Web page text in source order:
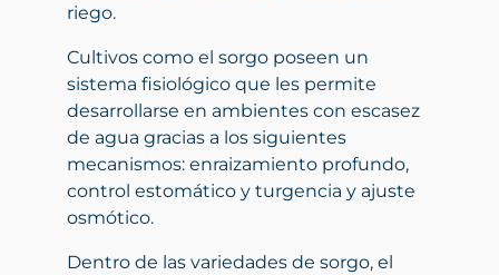
riego.
Cultivos como el sorgo poseen un
sistema fisiológico que les permite
desarrollarse en ambientes con escasez
de agua gracias a los siguientes
mecanismos: enraizamiento profundo,
control estomático y turgencia y ajuste
osmótico.
Dentro de las variedades de sorgo, el